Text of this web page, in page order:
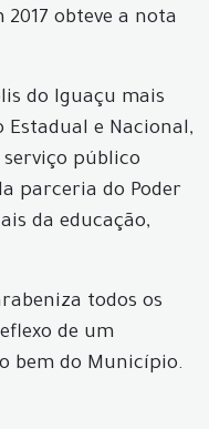
2017 obteve a nota
do Iguaçu mais
Estadual e Nacional,
público
parceria do Poder
da educação,
todos os
de um
bem do Município.